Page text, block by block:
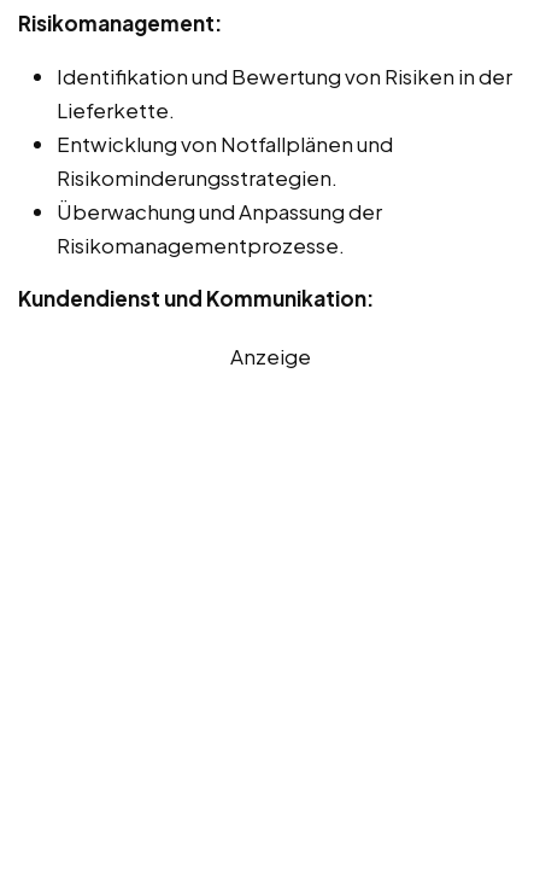
Risikomanagement:
Identifikation und Bewertung von Risiken in der
Lieferkette.
Entwicklung von Notfallplänen und
Risikominderungsstrategien.
Überwachung und Anpassung der
Risikomanagementprozesse.
Kundendienst und Kommunikation:
Anzeige